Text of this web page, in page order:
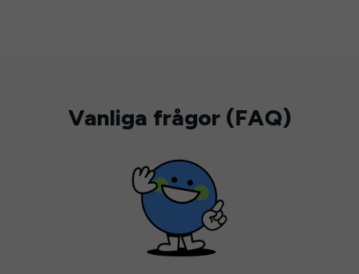
Vanliga frågor (FAQ)